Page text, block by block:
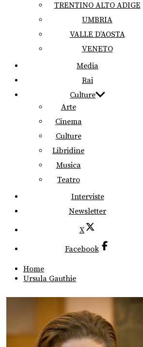
TRENTINO ALTO ADIGE
UMBRIA
VALLE D’AOSTA
VENETO
Media
Rai
Culture
Arte
Cinema
Culture
Libridine
Musica
Teatro
Interviste
Newsletter
X
Facebook
Home
Ursula Gauthie